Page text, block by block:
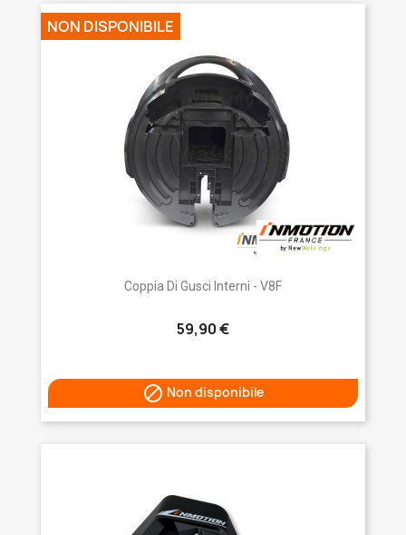
Coppia Di Gusci Interni - V8F
59,90 €
 Non disponibile
NON DISPONIBILE